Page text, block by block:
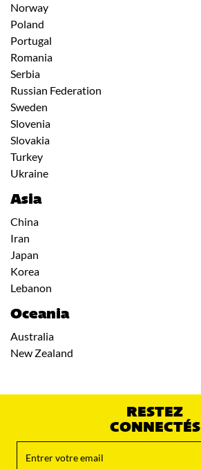
Norway
Poland
Portugal
Romania
Serbia
Russian Federation
Sweden
Slovenia
Slovakia
Turkey
Ukraine
Asia
China
Iran
Japan
Korea
Lebanon
Oceania
Australia
New Zealand
RESTEZ
CONNECTÉS